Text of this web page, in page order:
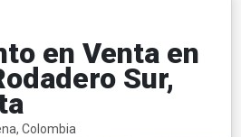
en Venta en
Sur,
Colombia